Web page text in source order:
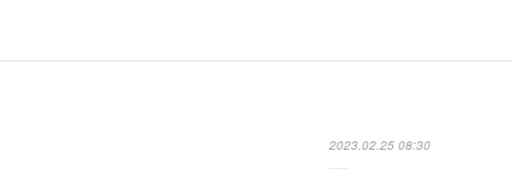
2023.02.25 08:30